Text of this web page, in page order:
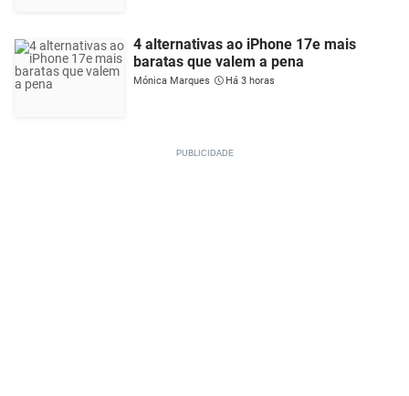
4 alternativas ao iPhone 17e mais
baratas que valem a pena
Mónica Marques Há 3 horas